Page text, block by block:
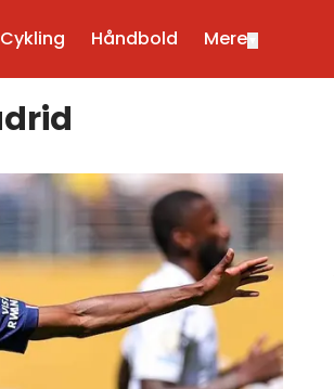
Cykling Håndbold Mere